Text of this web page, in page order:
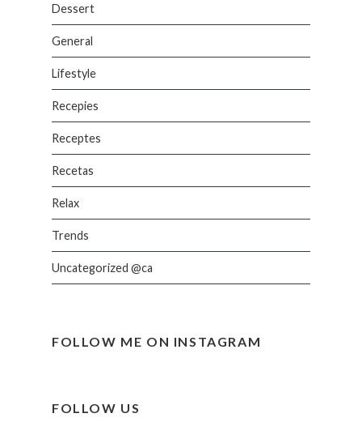
Dessert
General
Lifestyle
Recepies
Receptes
Recetas
Relax
Trends
Uncategorized @ca
FOLLOW ME ON INSTAGRAM
FOLLOW US